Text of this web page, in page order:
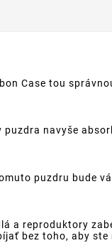
Case tou
navyše
puzdru bude
a reproduktory
bez toho, aby